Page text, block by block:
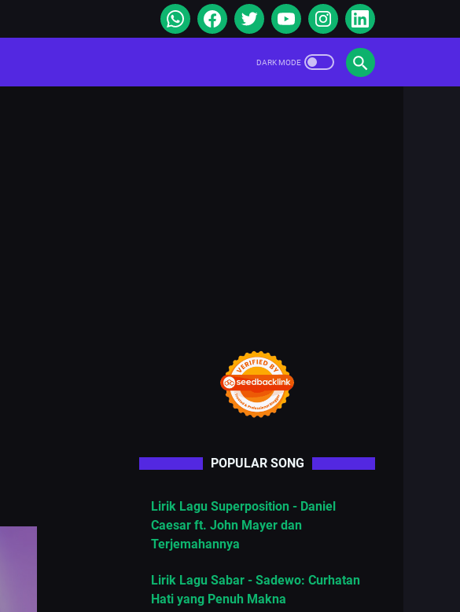
POPULAR SONG
Lirik Lagu Superposition - Daniel
Caesar ft. John Mayer dan
Terjemahannya
Lirik Lagu Sabar - Sadewo: Curhatan
Hati yang Penuh Makna